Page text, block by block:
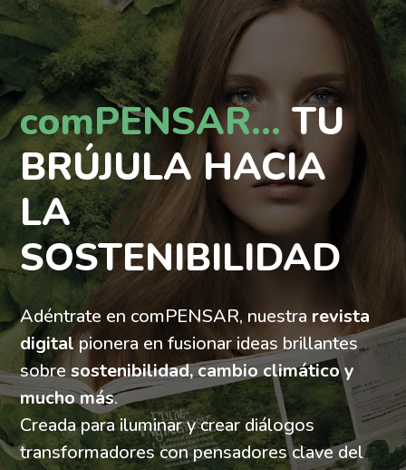
comPENSAR... TU
BRÚJULA HACIA
LA
SOSTENIBILIDAD
Adéntrate en comPENSAR, nuestra revista
digitalpionera en fusionar ideas brillantes
sobresostenibilidad, cambio climático y
mucho más.
Creada para iluminar y crear diálogos
transformadores con pensadores clave del